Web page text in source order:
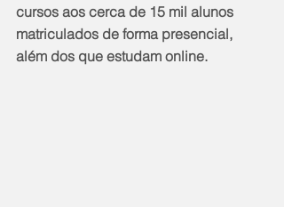
cursos aos cerca de 15 mil alunos
matriculados de forma presencial,
além dos que estudam online.